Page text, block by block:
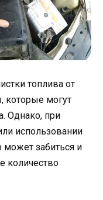
топлива от
которые могут
Однако, при
использовании
может забиться и
количество